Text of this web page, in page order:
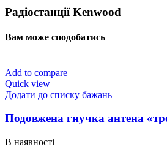
Радіостанції Kenwood
Вам може сподобатись
Add to compare
Quick view
Додати до списку бажань
Подовжена гнучка антена
В наявності